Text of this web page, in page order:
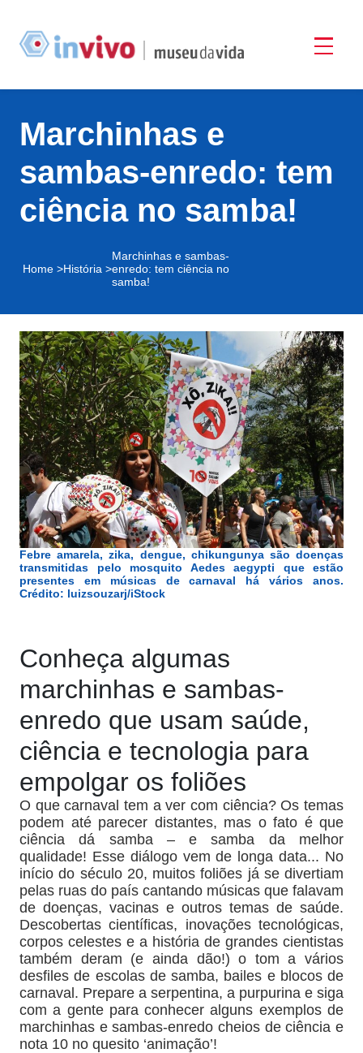
Marchinhas e
sambas-enredo: tem
ciência no samba!
Home >História >
Marchinhas e sambas-
enredo: tem ciência no
samba!
Febre amarela, zika, dengue, chikungunya são doenças
transmitidas pelo mosquito Aedes aegypti que estão
presentes em músicas de carnaval há vários anos.
Crédito: luizsouzarj/iStock
Conheça algumas
marchinhas e sambas-
enredo que usam saúde,
ciência e tecnologia para
empolgar os foliões
O que carnaval tem a ver com ciência? Os temas
podem até parecer distantes, mas o fato é que
ciência dá samba – e samba da melhor
qualidade! Esse diálogo vem de longa data... No
início do século 20, muitos foliões já se divertiam
pelas ruas do país cantando músicas que falavam
de doenças, vacinas e outros temas de saúde.
Descobertas científicas, inovações tecnológicas,
corpos celestes e a história de grandes cientistas
também deram (e ainda dão!) o tom a vários
desfiles de escolas de samba, bailes e blocos de
carnaval. Prepare a serpentina, a purpurina e siga
com a gente para conhecer alguns exemplos de
marchinhas e sambas-enredo cheios de ciência e
nota 10 no quesito ‘animação’!